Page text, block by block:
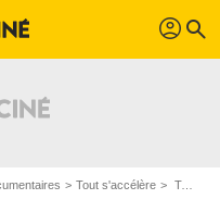
profil search
Tout s'accélère Tout s'accélère : les secrets du tournage